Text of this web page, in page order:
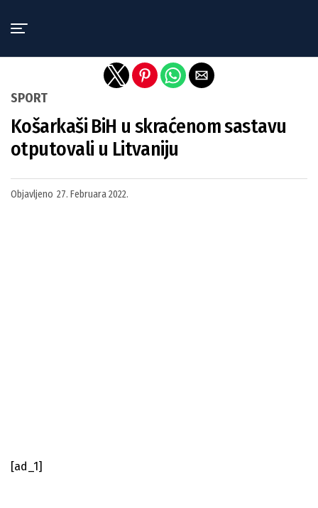
SPORT
Košarkaši BiH u skraćenom sastavu
otputovali u Litvaniju
Objavljeno 27. Februara 2022.
[ad_1]